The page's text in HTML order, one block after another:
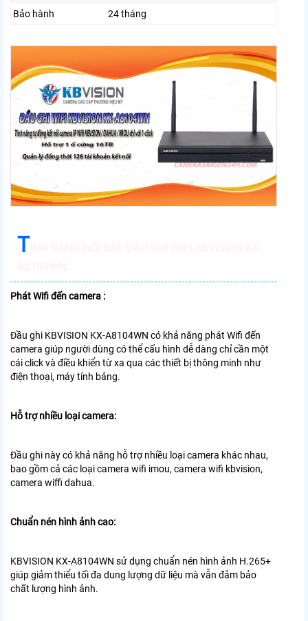
Bảo hành
24 tháng
T
Phát Wifi đến camera :
Đầu ghi KBVISION KX-A8104WN có khả năng phát Wifi đến
camera giúp người dùng có thể cấu hình dễ dàng chỉ cần một
cái click và điều khiển từ xa qua các thiết bị thông minh như
điện thoại, máy tính bảng.
Hỗ trợ nhiều loại camera:
Đầu ghi này có khả năng hỗ trợ nhiều loại camera khác nhau,
bao gồm cả các loại camera wifi imou, camera wifi kbvision,
camera wiffi dahua.
Chuẩn nén hình ảnh cao:
KBVISION KX-A8104WN sử dụng chuẩn nén hình ảnh H.265+
giúp giảm thiểu tối đa dung lượng dữ liệu mà vẫn đảm bảo
chất lượng hình ảnh.